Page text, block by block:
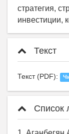
стратегия,
инвестиции,
Текст
Текст (PDF):
Список